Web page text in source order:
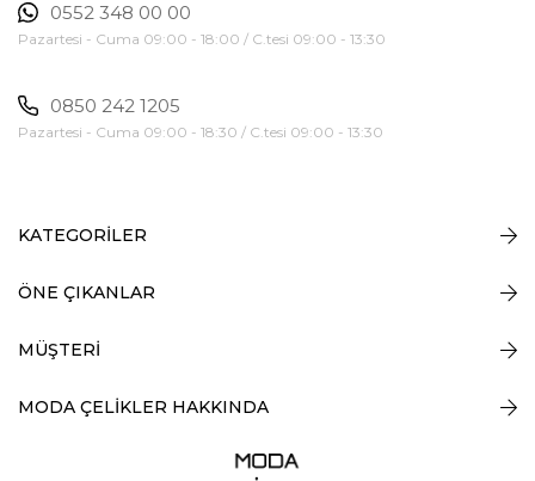
0552 348 00 00
Pazartesi - Cuma 09:00 - 18:00 / C.tesi 09:00 - 13:30
0850 242 1205
Pazartesi - Cuma 09:00 - 18:30 / C.tesi 09:00 - 13:30
KATEGORİLER
ÖNE ÇIKANLAR
MÜŞTERİ
MODA ÇELİKLER HAKKINDA